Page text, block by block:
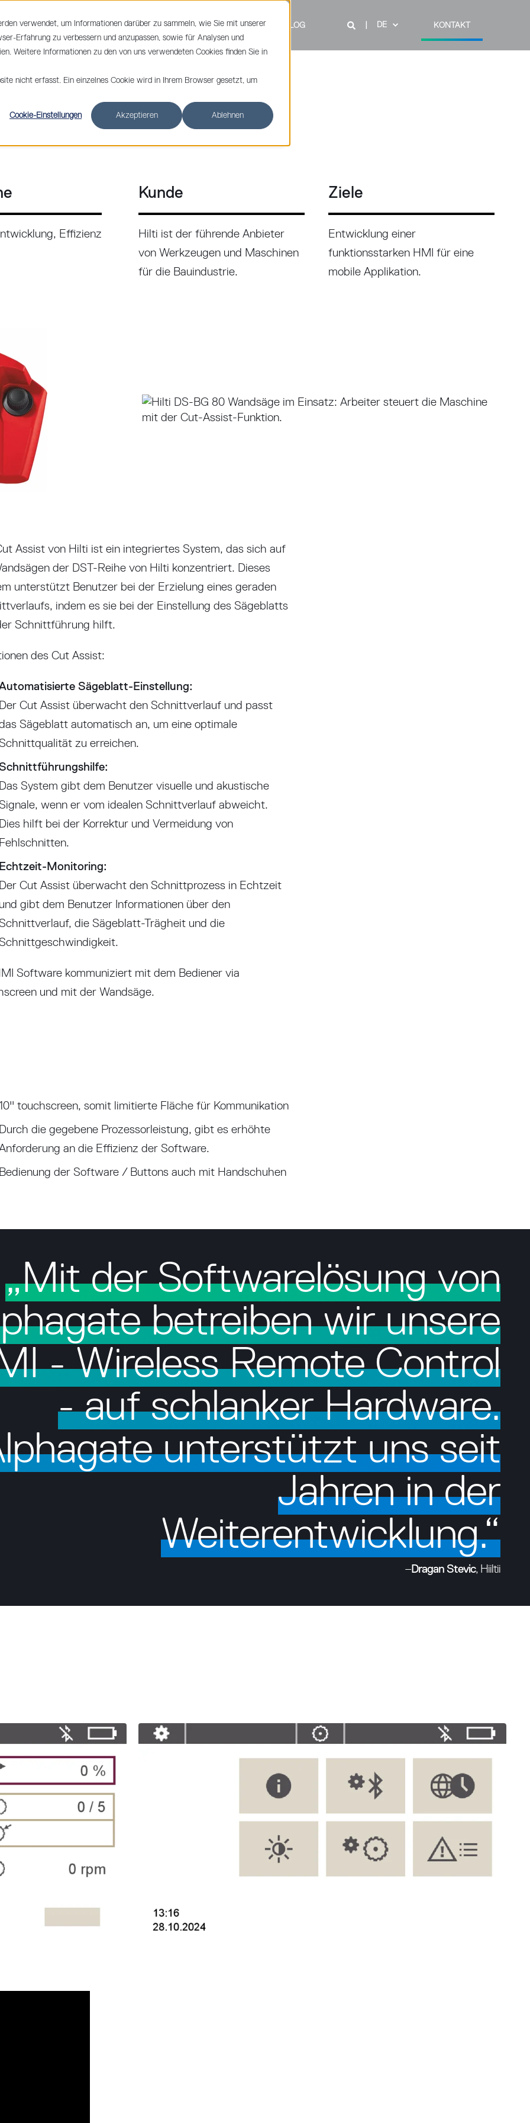
verwendet, um Informationen darüber zu sammeln, wie Sie mit unserer
Erfahrung zu verbessern und anzupassen, sowie für Analysen und
Weitere Informationen zu den von uns verwendeten Cookies finden Sie in
nicht erfasst. Ein einzelnes Cookie wird in Ihrem Browser gesetzt, um
Cookie-Einstellungen Akzeptieren Ablehnen
HMI SOFTWARE KUNDEN ÜBER UNS BLOG DE KONTAKT
Effizienz
Kunde
Hilti ist der führende Anbieter
von Werkzeugen und Maschinen
für die Bauindustrie.
Ziele
Entwicklung einer
funktionsstarken HMI für eine
mobile Applikation.
Assist von Hilti ist ein integriertes System, das sich auf
der DST-Reihe von Hilti konzentriert. Dieses
unterstützt Benutzer bei der Erzielung eines geraden
indem es sie bei der Einstellung des Sägeblatts
Schnittführung hilft.
des Cut Assist:
Sägeblatt-Einstellung:
Cut Assist überwacht den Schnittverlauf und passt
Sägeblatt automatisch an, um eine optimale
zu erreichen.
System gibt dem Benutzer visuelle und akustische
wenn er vom idealen Schnittverlauf abweicht.
hilft bei der Korrektur und Vermeidung von
Monitoring:
Cut Assist überwacht den Schnittprozess in Echtzeit
gibt dem Benutzer Informationen über den
die Sägeblatt-Trägheit und die
Software kommuniziert mit dem Bediener via
und mit der Wandsäge.
touchscreen, somit limitierte Fläche für Kommunikation
die gegebene Prozessorleistung, gibt es erhöhte
an die Effizienz der Software.
der Software / Buttons auch mit Handschuhen
„Mit der Softwarelösung von
betreiben wir unsere
- Wireless Remote Control
- auf schlanker Hardware.
unterstützt uns seit
Jahren in der
Weiterentwicklung.“
–DraganStevic, Hiiltii